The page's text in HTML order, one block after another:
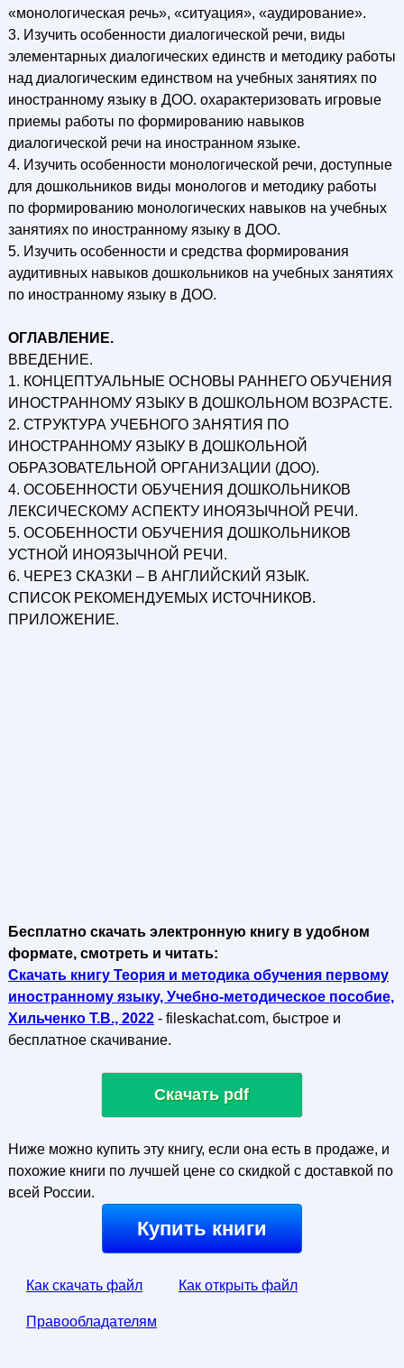
«монологическая речь», «ситуация», «аудирование».
3. Изучить особенности диалогической речи, виды
элементарных диалогических единств и методику работы
над диалогическим единством на учебных занятиях по
иностранному языку в ДОО. охарактеризовать игровые
приемы работы по формированию навыков
диалогической речи на иностранном языке.
4. Изучить особенности монологической речи, доступные
для дошкольников виды монологов и методику работы
по формированию монологических навыков на учебных
занятиях по иностранному языку в ДОО.
5. Изучить особенности и средства формирования
аудитивных навыков дошкольников на учебных занятиях
по иностранному языку в ДОО.
ОГЛАВЛЕНИЕ.
ВВЕДЕНИЕ.
1. КОНЦЕПТУАЛЬНЫЕ ОСНОВЫ РАННЕГО ОБУЧЕНИЯ
ИНОСТРАННОМУ ЯЗЫКУ В ДОШКОЛЬНОМ ВОЗРАСТЕ.
2. СТРУКТУРА УЧЕБНОГО ЗАНЯТИЯ ПО
ИНОСТРАННОМУ ЯЗЫКУ В ДОШКОЛЬНОЙ
ОБРАЗОВАТЕЛЬНОЙ ОРГАНИЗАЦИИ (ДОО).
4. ОСОБЕННОСТИ ОБУЧЕНИЯ ДОШКОЛЬНИКОВ
ЛЕКСИЧЕСКОМУ АСПЕКТУ ИНОЯЗЫЧНОЙ РЕЧИ.
5. ОСОБЕННОСТИ ОБУЧЕНИЯ ДОШКОЛЬНИКОВ
УСТНОЙ ИНОЯЗЫЧНОЙ РЕЧИ.
6. ЧЕРЕЗ СКАЗКИ – В АНГЛИЙСКИЙ ЯЗЫК.
СПИСОК РЕКОМЕНДУЕМЫХ ИСТОЧНИКОВ.
ПРИЛОЖЕНИЕ.
Бесплатно скачать электронную книгу в удобном
формате, смотреть и читать:
Скачать книгу Теория и методика обучения первому
иностранному языку, Учебно-методическое пособие,
Хильченко Т.В., 2022- fileskachat.com, быстрое и
бесплатное скачивание.
Скачать pdf
Ниже можно купить эту книгу, если она есть в продаже, и
похожие книги по лучшей цене со скидкой с доставкой по
всей России.
Купить книги
Как скачать файл Как открыть файл
Правообладателям